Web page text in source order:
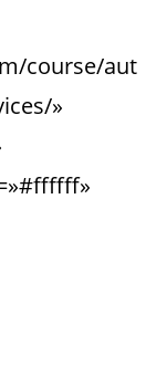
course/aut
»